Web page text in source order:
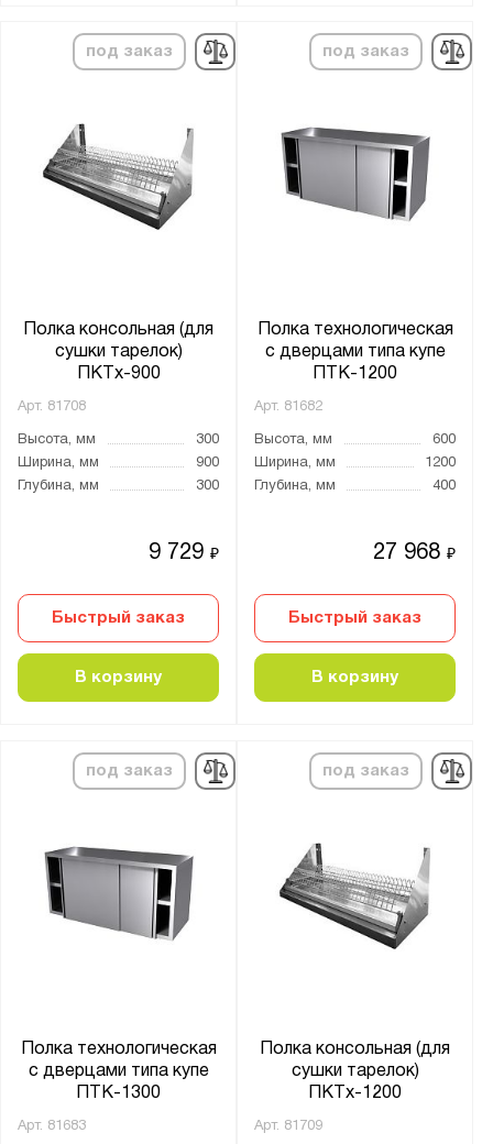
под заказ
Полка консольная (для
сушки тарелок)
ПКТх-900
Арт. 81708
Высота, мм
300
Ширина, мм
900
Глубина, мм
300
9 729₽
Быстрый заказ
В корзину
под заказ
Полка технологическая
с дверцами типа купе
ПТК-1200
Арт. 81682
Высота, мм
600
Ширина, мм
1200
Глубина, мм
400
27 968₽
Быстрый заказ
В корзину
под заказ
Полка технологическая
с дверцами типа купе
ПТК-1300
Арт. 81683
под заказ
Полка консольная (для
сушки тарелок)
ПКТх-1200
Арт. 81709